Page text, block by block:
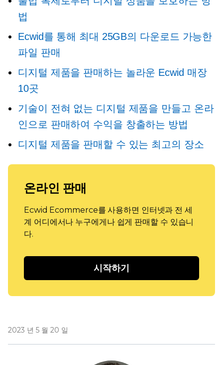
법
Ecwid를 통해 최대 25GB의 다운로드 가능한
파일 판매
디지털 제품을 판매하는 놀라운 Ecwid 매장
10곳
기술이 전혀 없는 디지털 제품을 만들고 온라
인으로 판매하여 수익을 창출하는 방법
디지털 제품을 판매할 수 있는 최고의 장소
온라인 판매
Ecwid Ecommerce를 사용하면 인터넷과 전 세
계 어디에서나 누구에게나 쉽게 판매할 수 있습니
다.
시작하기
2023 년 5 월 20 일